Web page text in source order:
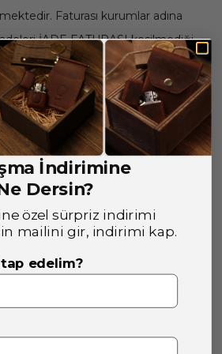
Faturası kurumlar adına
İADE FATURASI kesilmediği
ürünlerin kutusu, ambalajı,
ile eksiksiz ve hasarsız olarak
kendisine ulaşmasından
süre içerisinde toplam bedeli
sokan belgeleri ALICI’ ya iade
kaynaklanan bir nedenle malın
olursa veya iade imkânsızlaşırsa
SATICI’ nın zararlarını tazmin
İndirimine
Dersin?
özel sürpriz indirimi
mailini gir, indirimi kap.
edelim?